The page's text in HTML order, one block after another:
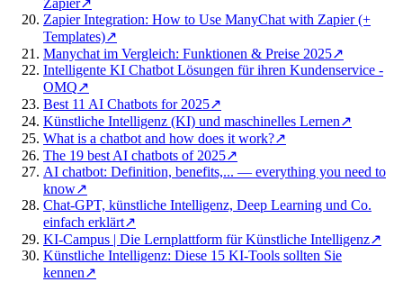
Zapier↗
Zapier Integration: How to Use ManyChat with Zapier (+
Templates)↗
Manychat im Vergleich: Funktionen & Preise 2025↗
Intelligente KI Chatbot Lösungen für ihren Kundenservice -
OMQ↗
Best 11 AI Chatbots for 2025↗
Künstliche Intelligenz (KI) und maschinelles Lernen↗
What is a chatbot and how does it work?↗
The 19 best AI chatbots of 2025↗
AI chatbot: Definition, benefits,... — everything you need to
know↗
Chat-GPT, künstliche Intelligenz, Deep Learning und Co.
einfach erklärt↗
KI-Campus | Die Lernplattform für Künstliche Intelligenz↗
Künstliche Intelligenz: Diese 15 KI-Tools sollten Sie
kennen↗